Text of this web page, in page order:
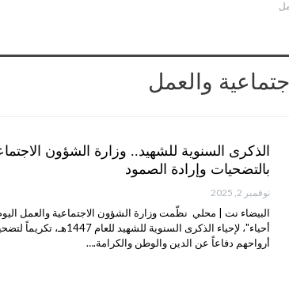
والعمل
الذكرى السنوية للشهيد.. وزارة الشؤون
بالتضحيات وإرادة الصمود
نوفمبر 2, 2025
البيضاء نت | محلي نظّمت وزارة الشؤون الاجتماعية والعمل
أحياء"، لإحياء الذكرى السنوية
أرواحهم دفاعاً عن الدين والوطن والكرامة.…